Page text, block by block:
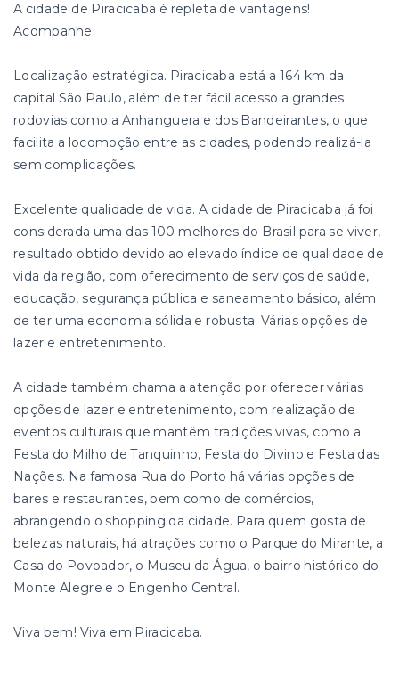
A cidade de Piracicaba é repleta de vantagens!
Acompanhe:
Localização estratégica. Piracicaba está a 164 km da
capital São Paulo, além de ter fácil acesso a grandes
rodovias como a Anhanguera e dos Bandeirantes, o que
facilita a locomoção entre as cidades, podendo realizá-la
sem complicações.
Excelente qualidade de vida. A cidade de Piracicaba já foi
considerada uma das 100 melhores do Brasil para se viver,
resultado obtido devido ao elevado índice de qualidade de
vida da região, com oferecimento de serviços de saúde,
educação, segurança pública e saneamento básico, além
de ter uma economia sólida e robusta. Várias opções de
lazer e entretenimento.
A cidade também chama a atenção por oferecer várias
opções de lazer e entretenimento, com realização de
eventos culturais que mantêm tradições vivas, como a
Festa do Milho de Tanquinho, Festa do Divino e Festa das
Nações. Na famosa Rua do Porto há várias opções de
bares e restaurantes, bem como de comércios,
abrangendo o shopping da cidade. Para quem gosta de
belezas naturais, há atrações como o Parque do Mirante, a
Casa do Povoador, o Museu da Água, o bairro histórico do
Monte Alegre e o Engenho Central.
Viva bem! Viva em Piracicaba.